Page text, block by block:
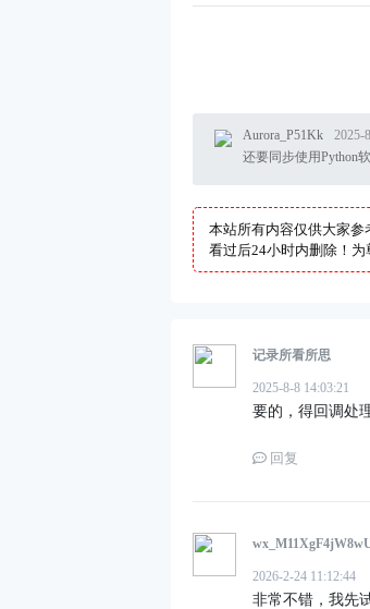
Aurora_P51Kk
2025-
还要同步使用Python
本站所有内容仅供大家
看过后24小时内删除！
记录所看所思
2025-8-8 14:03:21
要的，得回调处
回复
2026-2-24 11:12:44
非常不错，我先